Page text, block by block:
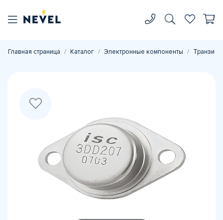
Главная страница Каталог Электронные компоненты